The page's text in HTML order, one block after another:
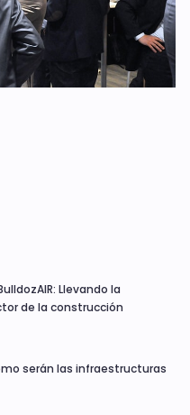
Llevando la
de la construcción
serán las infraestructuras